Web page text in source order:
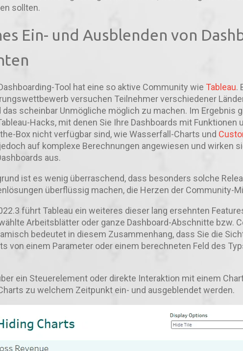
sollten.
Ein- und Ausblenden von
Tool hat eine so aktive Community wie Tableau.
versuchen Teilnehmer verschiedener
das scheinbar Unmögliche möglich zu machen. Im Ergebnis
Hacks, mit denen Sie Ihre Dashboards mit Funktionen
Box nicht verfügbar sind, wie Wasserfall-Charts und
auf komplexe Berechnungen angewiesen und wirken
aus.
ist es wenig überraschend, dass besonders solche
überflüssig machen, die Herzen der Community-
führt Tableau ein weiteres dieser lang ersehnten
Arbeitsblätter oder ganze Dashboard-Abschnitte bzw.
bedeutet in diesem Zusammenhang, dass Sie die
von einem Parameter oder einem berechneten Feld des
ein Steuerelement oder direkte Interaktion mit einem
zu welchem Zeitpunkt ein- und ausgeblendet werden.